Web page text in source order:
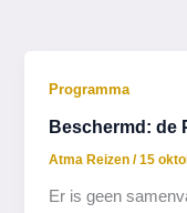
Programma
Beschermd: de
Atma Reizen/15
Er is geen